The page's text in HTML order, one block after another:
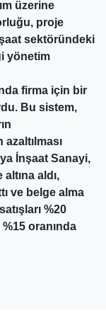
üzerine
proje
sektöründeki
yönetim
firma için bir
Bu sistem,
İnşaat Sanayi,
aldı,
ve belge alma
%20
oranında